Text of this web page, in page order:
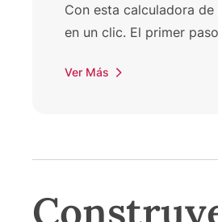
Con esta calculadora
en un clic. El primer
Ver Más